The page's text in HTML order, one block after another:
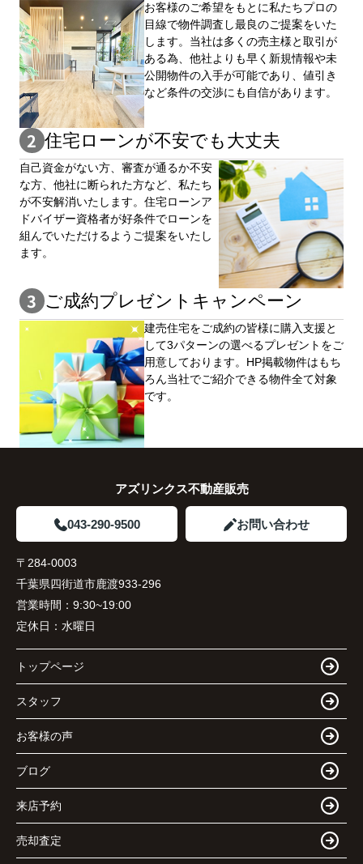
お客様のご希望をもとに私たちプロの
目線で物件調査し最良のご提案をいた
します。当社は多くの売主様と取引が
ある為、他社よりも早く新規情報や未
公開物件の⼊手が可能であり、値引き
など条件の交渉にも自信があります。
住宅ローンが不安でも大丈夫
自⼰資⾦がない⽅、審査が通るか不安
な⽅、他社に断られた⽅など、私たち
が不安解消いたします。住宅ローンア
ドバイザー資格者が好条件でローンを
組んでいただけるようご提案をいたし
ます。
ご成約プレゼントキャンペーン
建売住宅をご成約の皆様に購⼊⽀援と
して3パターンの選べるプレゼントをご
用意しております。HP掲載物件はもち
ろん当社でご紹介できる物件全て対象
です。
アズリンクス不動産販売
043-290-9500 お問い合わせ
〒284-0003
千葉県四街道市鹿渡933-296
営業時間： 9:30~19:00
定休日： 水曜日
トップページ
スタッフ
お客様の声
ブログ
来店予約
売却査定